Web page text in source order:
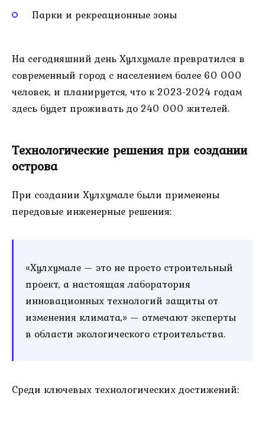
Парки и рекреационные зоны
На сегодняшний день Хулхумале превратился в
современный город с населением более 60 000
человек, и планируется, что к 2023-2024 годам
здесь будет проживать до 240 000 жителей.
Технологические решения при создании
острова
При создании Хулхумале были применены
передовые инженерные решения:
«Хулхумале — это не просто строительный
проект, а настоящая лаборатория
инновационных технологий защиты от
изменения климата,» — отмечают эксперты
в области экологического строительства.
Среди ключевых технологических достижений: